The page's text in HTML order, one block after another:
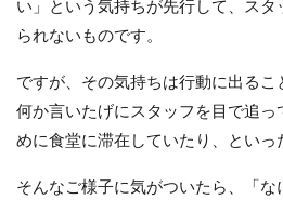
い」という気持ちが先行して、ス
られないものです。
ですが、その気持ちは行動に出るこ
何か言いたげにスタッフを目で追
めに食堂に滞在していたり、といっ
そんなご様子に気がついたら、「